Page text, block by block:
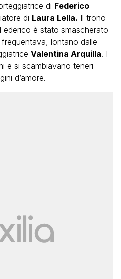
di Federico
di Laura Lella. Il trono
è stato smascherato
lontano dalle
Valentina Arquilla. I
e si scambiavano teneri
d’amore.